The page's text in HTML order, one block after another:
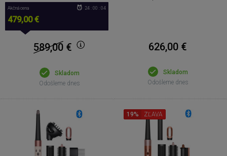
Akčná cena
479,00 €
24 : 00 : 04
589,00 €
Skladom
Odošleme dnes
626,00 €
Skladom
Odošleme dnes
19% ZĽAVA